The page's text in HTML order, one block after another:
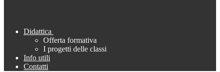
Didattica
Offerta formativa
I progetti delle classi
Info utili
Contatti